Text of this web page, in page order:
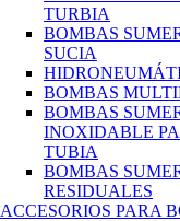
TURBIA
BOMBAS
SUCIA
BOMBAS
BOMBAS
INOXIDABLE
TUBIA
BOMBAS
RESIDUALES
ACCESORIOS PARA